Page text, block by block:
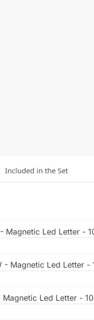
Included in the Set
Magnetic Led Letter -
- Magnetic Led Letter -
Led Letter -